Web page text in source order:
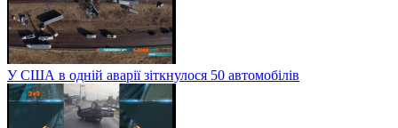
У США в одній аварії зіткнулося 50 автомобілів